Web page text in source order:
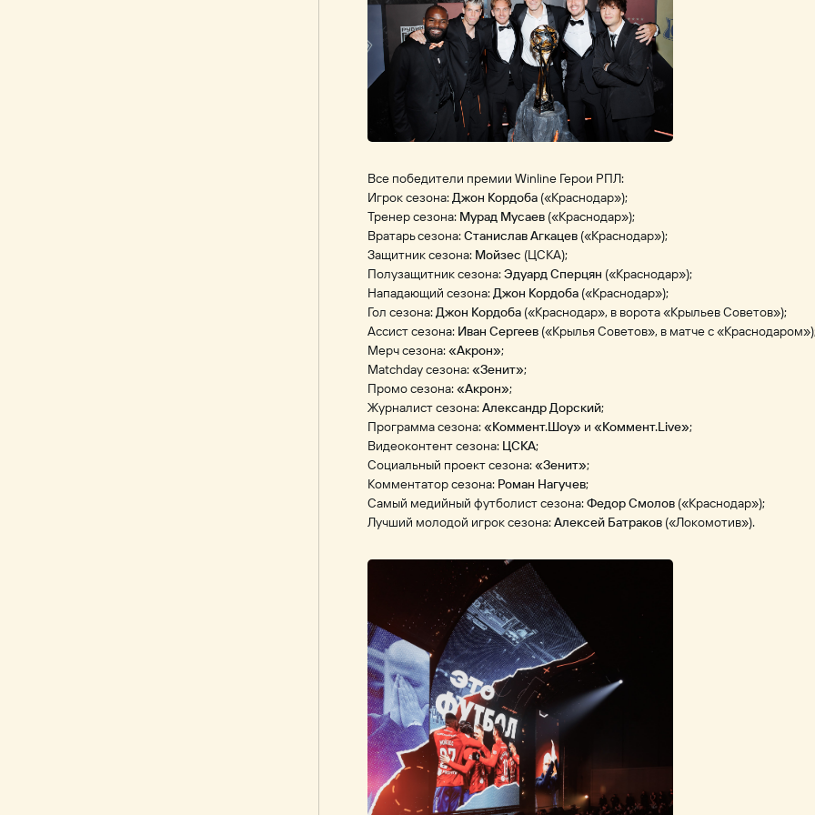
Все победители премии Winline Герои РПЛ:
Игрок сезона:Джон Кордоба («Краснодар»);
Тренер сезона: Мурад Мусаев («Краснодар»);
Вратарь сезона:Станислав Агкацев («Краснодар»);
Защитник сезона: Мойзес (ЦСКА);
Полузащитник сезона:Эдуард Сперцян («Краснодар»);
Нападающий сезона:Джон Кордоба («Краснодар»);
Гол сезона:Джон Кордоба («Краснодар», в ворота «Крыльев Советов»);
Ассист сезона: Иван Сергеев («Крылья Советов», в матче с
Мерч сезона:«Акрон»;
Matchday сезона:«Зенит»;
Промо сезона:«Акрон»;
Журналист сезона:Александр Дорский;
Программа сезона:«Коммент.Шоу» и«Коммент.Live»;
Видеоконтент сезона: ЦСКА;
Социальный проект сезона:«Зенит»;
Комментатор сезона: Роман Нагучев;
Самый медийный футболист сезона:Федор Смолов («Краснодар»);
Лучший молодой игрок сезона:Алексей Батраков («Локомотив»).